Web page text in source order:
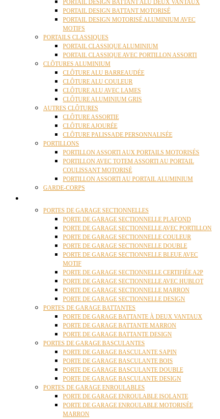
PORTAIL DESIGN BATTANT ALU DEUX VANTAUX
PORTAIL DESIGN BATTANT MOTORISÉ
PORTAIL DESIGN MOTORISÉ ALUMINIUM AVEC
MOTIFS
PORTAILS CLASSIQUES
PORTAIL CLASSIQUE ALUMINIUM
PORTAIL CLASSIQUE AVEC PORTILLON ASSORTI
CLÔTURES ALUMINIUM
CLÔTURE ALU BARREAUDÉE
CLÔTURE ALU COULEUR
CLÔTURE ALU AVEC LAMES
CLÔTURE ALUMINIUM GRIS
AUTRES CLÔTURES
CLÔTURE ASSORTIE
CLÔTURE AJOURÉE
CLÔTURE PALISSADE PERSONNALISÉE
PORTILLONS
PORTILLON ASSORTI AUX PORTAILS MOTORISÉS
PORTILLON AVEC TOTEM ASSORTI AU PORTAIL
COULISSANT MOTORISÉ
PORTILLON ASSORTI AU PORTAIL ALUMINIUM
GARDE-CORPS
PORTES DE GARAGE SECTIONNELLES
PORTE DE GARAGE SECTIONNELLE PLAFOND
PORTE DE GARAGE SECTIONNELLE AVEC PORTILLON
PORTE DE GARAGE SECTIONNELLE COULEUR
PORTE DE GARAGE SECTIONNELLE DOUBLE
PORTE DE GARAGE SECTIONNELLE BLEUE AVEC
MOTIF
PORTE DE GARAGE SECTIONNELLE CERTIFIÉE A2P
PORTE DE GARAGE SECTIONNELLE AVEC HUBLOT
PORTE DE GARAGE SECTIONNELLE MARRON
PORTE DE GARAGE SECTIONNELLE DESIGN
PORTES DE GARAGE BATTANTES
PORTE DE GARAGE BATTANTE À DEUX VANTAUX
PORTE DE GARAGE BATTANTE MARRON
PORTE DE GARAGE BATTANTE DESIGN
PORTES DE GARAGE BASCULANTES
PORTE DE GARAGE BASCULANTE SAPIN
PORTE DE GARAGE BASCULANTE BOIS
PORTE DE GARAGE BASCULANTE DOUBLE
PORTE DE GARAGE BASCULANTE DESIGN
PORTES DE GARAGE ENROULABLES
PORTE DE GARAGE ENROULABLE ISOLANTE
PORTE DE GARAGE ENROULABLE MOTORISÉE
MARRON